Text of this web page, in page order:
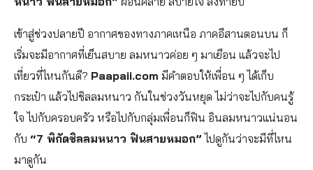
เข้าสู่ช่วงปลายปี อากาศของทางภาคเหนือ ภาคอีสานตอนบน ก็
เริ่มจะมีอากาศที่เย็นสบาย ลมหนาวค่อย ๆ มาเยือน แล้วจะไป
เที่ยวที่ไหนกันดี? Paapaii.com มีคำตอบให้เพื่อน ๆ ได้เก็บ
กระเป๋า แล้วไปชิลลมหนาว กันในช่วงวันหยุด ไม่ว่าจะไปกับคนรู้
ใจ ไปกับครอบครัว หรือไปกับกลุ่มเพื่อนก็ฟิน อินลมหนาวแน่นอน
กับ “7 พิกัดชิลลมหนาว ฟินสายหมอก” ไปดูกันว่าจะมีที่ไหน
มาดูกัน